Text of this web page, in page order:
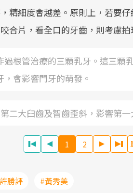
精細度會越差。原則上，若要
合片，看全口的牙齒，則考慮拍
過根管治療的三顆乳牙。這三顆
會影響門牙的萌發。
二大臼齒及智齒歪斜，影響第
1 2
勝評 #黃秀美